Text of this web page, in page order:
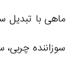
ماهی با تبدیل
سوزاننده